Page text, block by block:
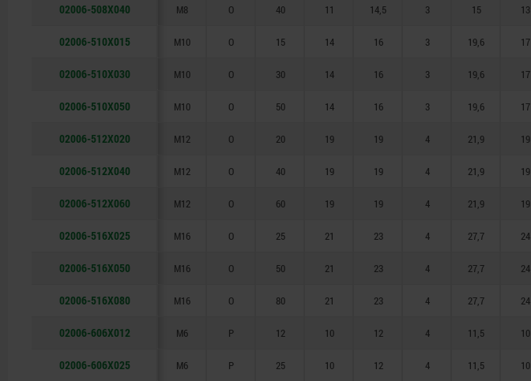
02006-508X040 M8 O 40 11 14,5 3 15 13
02006-510X015 M10 O 15 14 16 3 19,6 17
02006-510X030 M10 O 30 14 16 3 19,6 17
02006-510X050 M10 O 50 14 16 3 19,6 17
02006-512X020 M12 O 20 19 19 4 21,9 19
02006-512X040 M12 O 40 19 19 4 21,9 19
02006-512X060 M12 O 60 19 19 4 21,9 19
02006-516X025 M16 O 25 21 23 4 27,7 24
02006-516X050 M16 O 50 21 23 4 27,7 24
02006-516X080 M16 O 80 21 23 4 27,7 24
02006-606X012 M6 P 12 10 12 4 11,5 10
02006-606X025 M6 P 25 10 12 4 11,5 10